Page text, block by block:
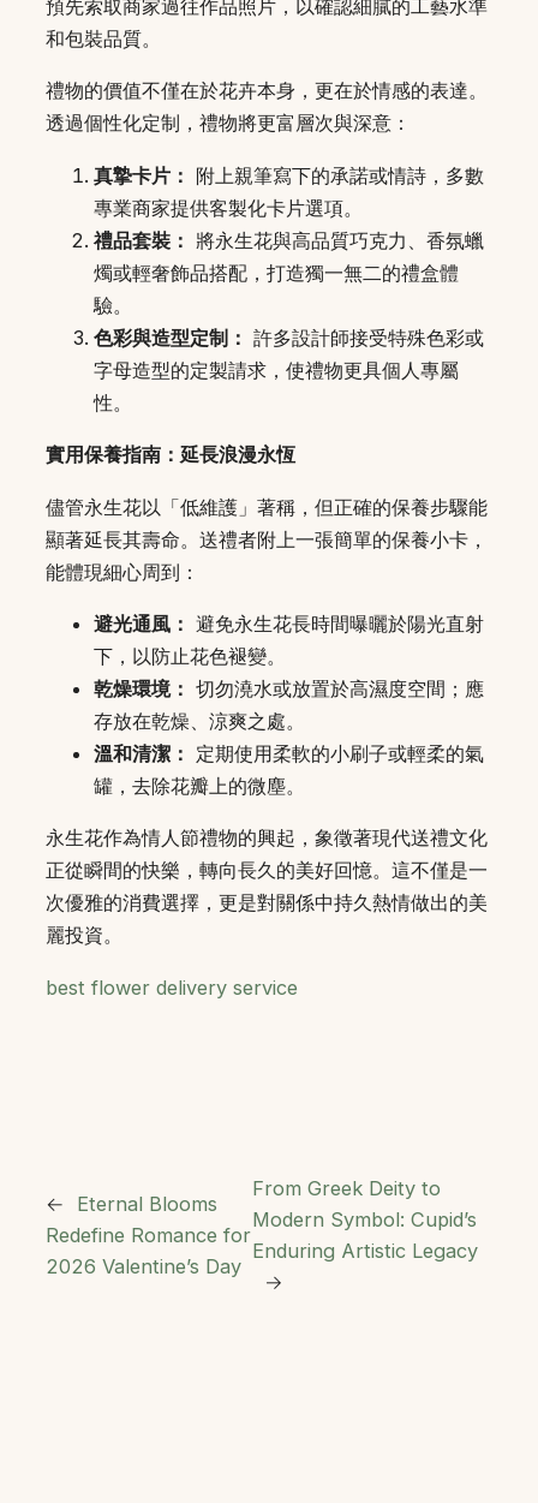
預先索取商家過往作品照片，以確認細膩的工藝水準
和包裝品質。
禮物的價值不僅在於花卉本身，更在於情感的表達。
透過個性化定制，禮物將更富層次與深意：
真摯卡片： 附上親筆寫下的承諾或情詩，多數
專業商家提供客製化卡片選項。
禮品套裝： 將永生花與高品質巧克力、香氛蠟
燭或輕奢飾品搭配，打造獨一無二的禮盒體
驗。
色彩與造型定制： 許多設計師接受特殊色彩或
字母造型的定製請求，使禮物更具個人專屬
性。
實用保養指南：延長浪漫永恆
儘管永生花以「低維護」著稱，但正確的保養步驟能
顯著延長其壽命。送禮者附上一張簡單的保養小卡，
能體現細心周到：
避光通風： 避免永生花長時間曝曬於陽光直射
下，以防止花色褪變。
乾燥環境： 切勿澆水或放置於高濕度空間；應
存放在乾燥、涼爽之處。
溫和清潔： 定期使用柔軟的小刷子或輕柔的氣
罐，去除花瓣上的微塵。
永生花作為情人節禮物的興起，象徵著現代送禮文化
正從瞬間的快樂，轉向長久的美好回憶。這不僅是一
次優雅的消費選擇，更是對關係中持久熱情做出的美
麗投資。
best flower delivery service
←
Eternal Blooms
Redefine Romance for
2026 Valentine’s Day
From Greek Deity to
Modern Symbol: Cupid’s
Enduring Artistic Legacy
→